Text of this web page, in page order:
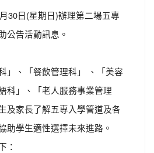
30日(星期日)辦理第二場五專
公告活動訊息。
」、「餐飲管理科」 、「美容
科」、「老人服務事業管理
及家長了解五專入學管道及各
助學生適性選擇未來進路。
：